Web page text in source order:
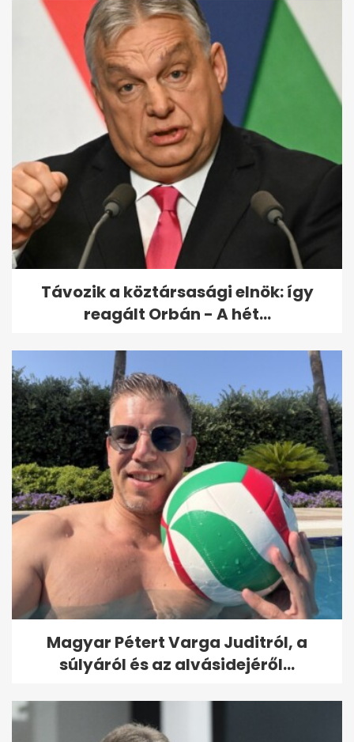
Varga Judit reagált: Orbán
bántalmazással
kapcsolatban emlegette...
Távozik a köztársasági elnök: így
reagált Orbán - A hét...
Magyar Pétert Varga Juditról, a
súlyáról és az alvásidejéről...